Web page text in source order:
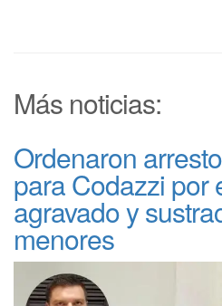
Más noticias:
Ordenaron
para Codazzi por
agravado y
menores